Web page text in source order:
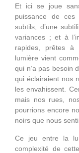
Et ici se joue
puissance de
subtils, d’une
variances ; et à
rapides, prêtes à
lumière vient
qui n’a pas besoin
qui éclairaient nos
les envahissent.
mais nos rues,
pourrions encore
noirs que nous
Ce jeu entre la
complexité de